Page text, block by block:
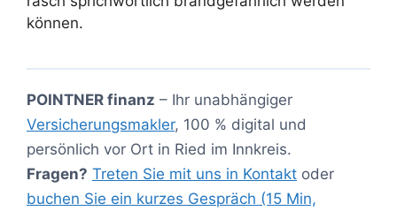
können.
POINTNER finanz – Ihr unabhängiger
Versicherungsmakler, 100 % digital und
persönlich vor Ort in Ried im Innkreis.
Fragen? Treten Sie mit uns in Kontakt oder
buchen Sie ein kurzes Gespräch (15 Min,